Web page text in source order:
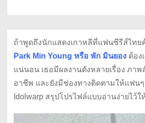
ถ้าพูดถึงนักแสดงเกาหลีที่แฟนซีรีส์ไทย
Park Min Young หรือ พัก มินยองต้อง
แน่นอน เธอมีผลงานดังหลายเรื่อง ภา
อาชีพ และยังมีช่องทางติดตามให้แฟนๆ
Idolwarp สรุปโปรไฟล์แบบอ่านง่ายไว้